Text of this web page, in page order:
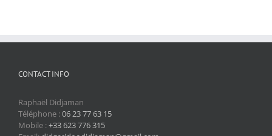
CONTACT INFO
Raphaël Didjaman
Téléphone :06 23 77 63 15
Mobile :+33 623 776 315